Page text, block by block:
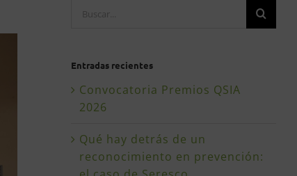
Entradas recientes
Convocatoria Premios QSIA
2026
Qué hay detrás de un
reconocimiento en prevención: